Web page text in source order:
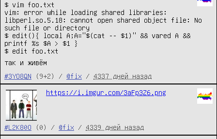
$ vim foo.txt
vim: error while loading shared libraries:
libperl.so.5.18: cannot open shared object file: No
such file or directory
$ edit(){ local A;A="$(cat -- $1)" && vared A &&
printf %s $A > $1 }
$ edit foo.txt
так и живём
#3YO8QN
(9+2) / @fix / 4337 дней назад
https://i.imgur.com/3aFp3Z6.png
#L2K80O (0) / @fix / 4339 дней назад